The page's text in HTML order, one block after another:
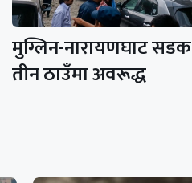
मुग्लिन-नारायणघाट सडक
तीन ठाउँमा अवरूद्ध